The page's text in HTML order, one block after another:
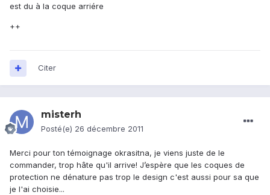
est du à la coque arriére
++
Citer
misterh
Posté(e) 26 décembre 2011
Merci pour ton témoignage okrasitna, je viens juste de le
commander, trop hâte qu'il arrive! J’espère que les coques de
protection ne dénature pas trop le design c'est aussi pour sa que
je l'ai choisie...